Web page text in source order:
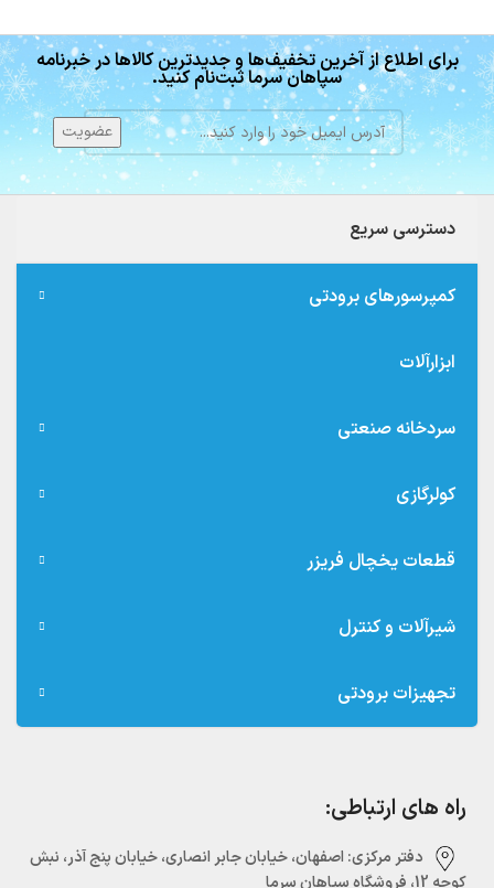
برای اطلاع از آخرین تخفیف‌ها و جدیدترین کالاها در خبرنامه
سپاهان سرما ثبت‌نام کنید.
دسترسی سریع
کمپرسورهای برودتی
ابزارآلات
سردخانه صنعتی
کولرگازی
قطعات یخچال فریزر
شیرآلات و کنترل
تجهیزات برودتی
راه های ارتباطی:
دفتر مرکزی:‌ اصفهان، خیابان جابر انصاری، خیابان پنج آذر، نبش
کوچه 12، فروشگاه سپاهان سرما